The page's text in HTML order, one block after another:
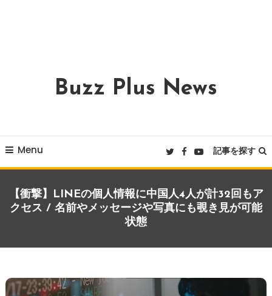
Buzz Plus News
Menu 記事を探す
【衝撃】LINEの個人情報に中国人4人が計32回もア
クセス / 名前やメッセージや写真にも覗き見が可能
状態